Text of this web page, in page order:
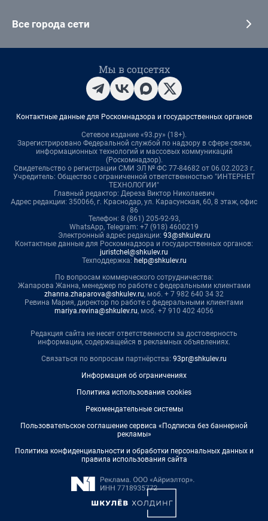
Все города сети
Мы в соцсетях
Контактные данные для Роскомнадзора и государственных органов
Сетевое издание «93.ру» (18+).
Зарегистрировано Федеральной службой по надзору в сфере связи,
информационных технологий и массовых коммуникаций
(Роскомнадзор).
Свидетельство о регистрации СМИ ЭЛ № ФС 77-84682 от 06.02.2023 г.
Учредитель: Общество с ограниченной ответственностью "ИНТЕРНЕТ
ТЕХНОЛОГИИ"
Главный редактор: Дереза Виктор Николаевич
Адрес редакции: 350066, г. Краснодар, ул. Карасунская, 60, 8 этаж, офис
86
Телефон: 8 (861) 205-92-93,
WhatsApp, Telegram: +7 (918) 4600219
Электронный адрес редакции: 93@shkulev.ru
Контактные данные для Роскомнадзора и государственных органов:
juristchel@shkulev.ru
Техподдержка: help@shkulev.ru
По вопросам коммерческого сотрудничества:
Жапарова Жанна, менеджер по работе с федеральными клиентами
zhanna.zhaparova@shkulev.ru, моб. + 7 982 640 34 32
Ревина Мария, директор по работе с федеральными клиентами
mariya.revina@shkulev.ru, моб. +7 910 402 4056
Редакция сайта не несет ответственности за достоверность
информации, содержащейся в рекламных объявлениях.
Связаться по вопросам партнёрства: 93pr@shkulev.ru
Информация об ограничениях
Политика использования cookies
Рекомендательные системы
Пользовательское соглашение сервиса «Подписка без баннерной
рекламы»
Политика конфиденциальности и обработки персональных данных и
правила использования сайта